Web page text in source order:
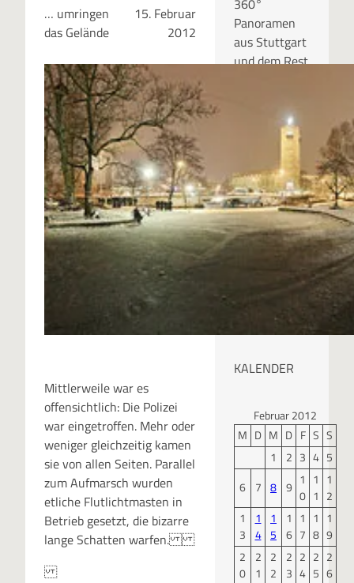
… umringen
das Gelände
15. Februar
2012
Mittlerweile war es
offensichtlich: Die Polizei
war eingetroffen. Mehr oder
weniger gleichzeitig kamen
sie von allen Seiten. Parallel
zum Aufmarsch wurden
etliche Flutlichtmasten in
Betrieb gesetzt, die bizarre
lange Schatten warfen.
360°
Panoramen
aus Stuttgart
und dem Rest
RUBRIKEN
Kategor
ien
KALENDER
Februar 2012
M D M D F S S
1
2 3 4 5
6 7 8 9 1
0
1
1
1
2
1
3
1
4
1
5
1
6
1
7
1
8
1
9
2
0
2
1
2
2
2
3
2
4
2
5
2
6